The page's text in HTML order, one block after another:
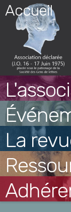
Skip
content
Accueil
La